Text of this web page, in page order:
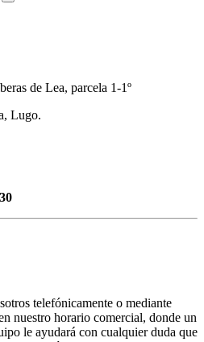
de Lea, parcela 1-1º
Lugo.
telefónicamente o mediante
nuestro horario comercial, donde un
le ayudará con cualquier duda que